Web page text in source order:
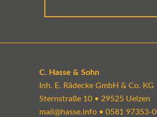
C. Hasse & Sohn
Inh. E. Rädecke GmbH & Co. KG
Sternstraße 10 • 29525 Uelzen
mail@hasse.info• 0581 97353-0